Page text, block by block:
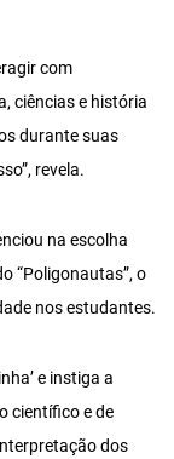
com
ciências e história
durante suas
revela.
na escolha
“Poligonautas”, o
nos estudantes.
e instiga a
científico e de
dos